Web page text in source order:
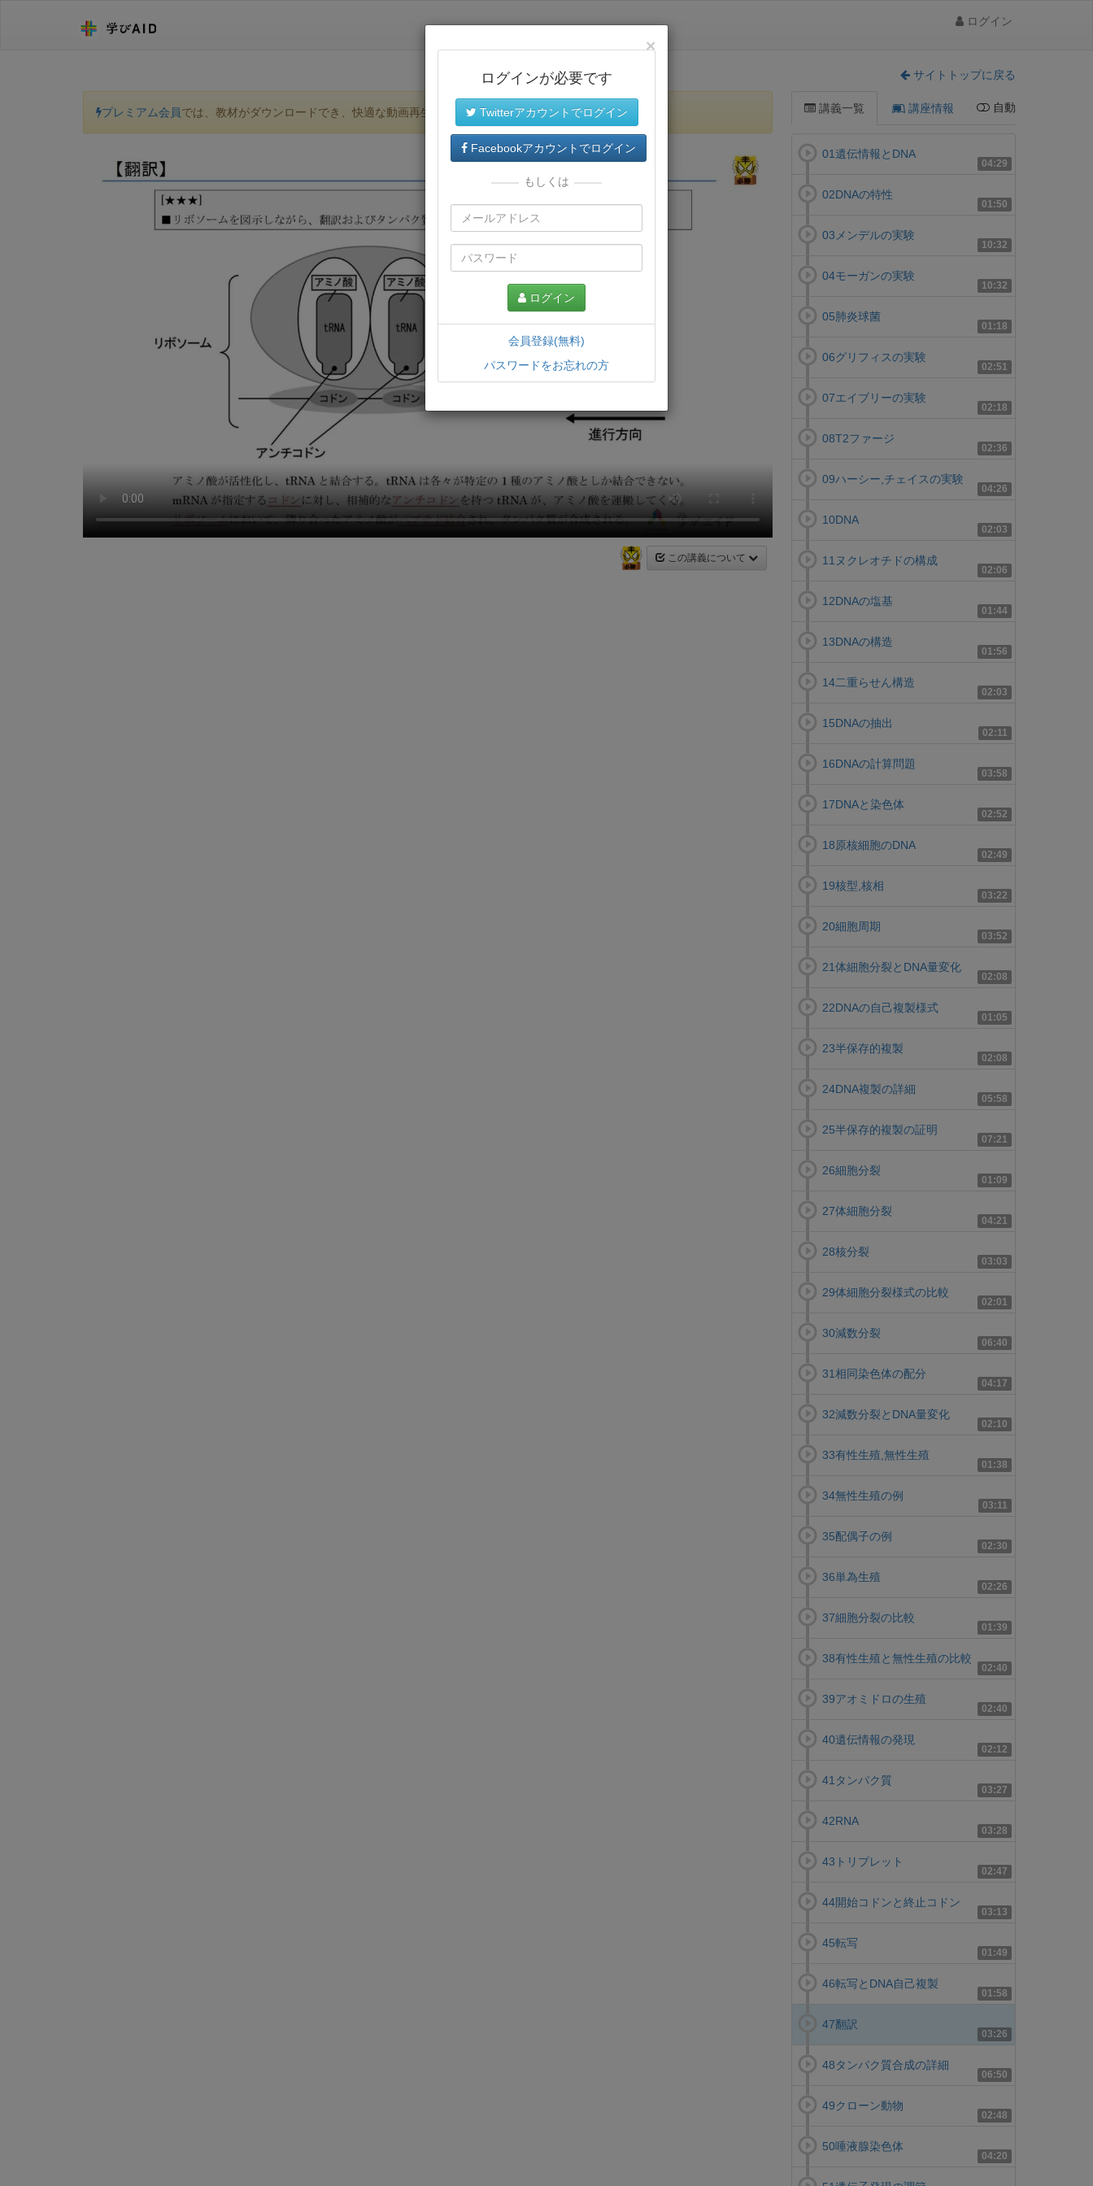
ログイン
サイトトップに戻る
プレミアム会員では、教材がダウンロードでき、快適な動画再生環境が提供されます。
この講義について
講義一覧 講座情報 自動
04:29
01遺伝情報とDNA
01:50
02DNAの特性
10:32
03メンデルの実験
10:32
04モーガンの実験
01:18
05肺炎球菌
02:51
06グリフィスの実験
02:18
07エイブリーの実験
02:36
08T2ファージ
04:26
09ハーシー,チェイスの実験
02:03
10DNA
02:06
11ヌクレオチドの構成
01:44
12DNAの塩基
01:56
13DNAの構造
02:03
14二重らせん構造
02:11
15DNAの抽出
03:58
16DNAの計算問題
02:52
17DNAと染色体
02:49
18原核細胞のDNA
03:22
19核型,核相
03:52
20細胞周期
02:08
21体細胞分裂とDNA量変化
01:05
22DNAの自己複製様式
02:08
23半保存的複製
05:58
24DNA複製の詳細
07:21
25半保存的複製の証明
01:09
26細胞分裂
04:21
27体細胞分裂
03:03
28核分裂
02:01
29体細胞分裂様式の比較
06:40
30減数分裂
04:17
31相同染色体の配分
02:10
32減数分裂とDNA量変化
01:38
33有性生殖,無性生殖
03:11
34無性生殖の例
02:30
35配偶子の例
02:26
36単為生殖
01:39
37細胞分裂の比較
02:40
38有性生殖と無性生殖の比較
02:40
39アオミドロの生殖
02:12
40遺伝情報の発現
03:27
41タンパク質
03:28
42RNA
02:47
43トリプレット
03:13
44開始コドンと終止コドン
01:49
45転写
01:58
46転写とDNA自己複製
03:26
47翻訳
06:50
48タンパク質合成の詳細
02:48
49クローン動物
04:20
50唾液腺染色体
×
ログインが必要です
Twitterアカウントでログイン
Facebookアカウントでログイン
もしくは
ログイン
会員登録(無料)
パスワードをお忘れの方